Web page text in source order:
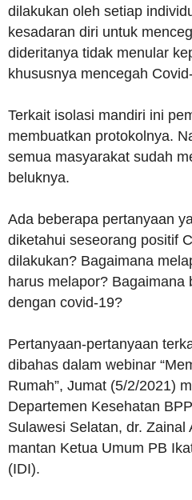
dilakukan oleh setiap
kesadaran diri untuk
dideritanya tidak menular
khususnya mencegah
Terkait isolasi mandiri ini
membuatkan protokolnya.
semua masyarakat sudah
beluknya.
Ada beberapa pertanyaan
diketahui seseorang positif
dilakukan? Bagaimana
harus melapor? Bagaimana
dengan covid-19?
Pertanyaan-pertanyaan
dibahas dalam webinar
Rumah”, Jumat (5/2/2021)
Departemen Kesehatan
Sulawesi Selatan, dr. Zainal
mantan Ketua Umum PB
(IDI).